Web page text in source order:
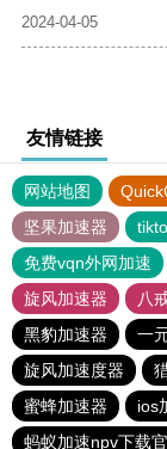
2024-04-05
友情链接
网站地图
坚果加速器
免费vqn外网加速
旋风加速器
八
黑豹加速器
一
旋风加速度器
蜜蜂加速器
ios
蚂蚁加速npv下载